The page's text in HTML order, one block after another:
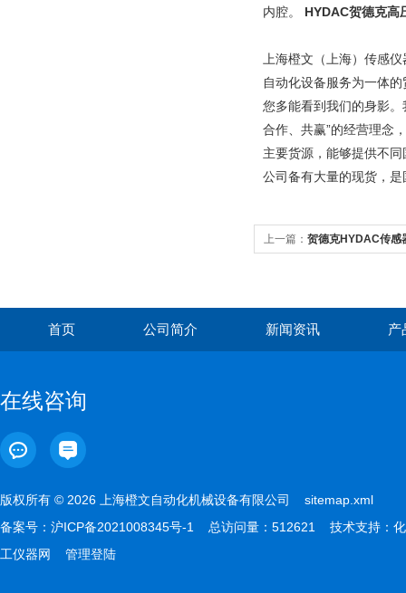
内腔。 HYDAC贺德克高
上海橙文（上海）传感
自动化设备服务为一体
您多能看到我们的身影
合作、共赢”的经营理念
主要货源，能够提供不
公司备有大量的现货，
上一篇： 贺德克HYDAC传感
首页 公司简介 新闻资讯 产
在线咨询
版权所有 © 2026 上海橙文自动化机械设备有限公司 sitemap.xml
备案号： 沪ICP备2021008345号-1 总访问量：512621 技术支持： 化
工仪器网
管理登陆